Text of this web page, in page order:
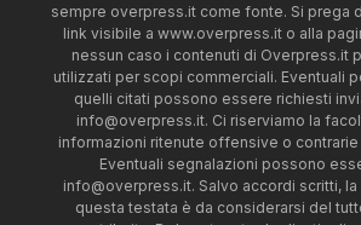
sempre overpress.it come fonte. Si prega
link visibile a www.overpress.it o alla
nessun caso i contenuti di Overpress.it
utilizzati per scopi commerciali. Eventuali
quelli citati possono essere richiesti
info@overpress.it. Ci riserviamo la
informazioni ritenute offensive o
Eventuali segnalazioni possono
info@overpress.it. Salvo accordi scritti,
questa testata è da considerarsi del